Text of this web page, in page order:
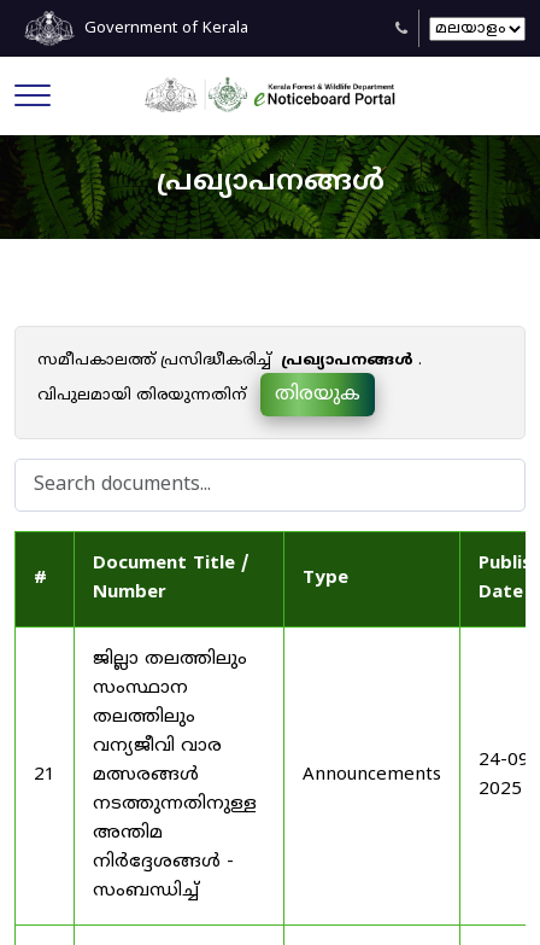
Government of Kerala
പ്രഖ്യാപനങ്ങൾ
സമീപകാലത്ത് പ്രസിദ്ധീകരിച്ച് പ്രഖ്യാപനങ്ങൾ .
വിപുലമായി തിരയുന്നതിന്
തിരയുക
#
Document Title /
Number
Type
Date
21
ജില്ലാ തലത്തിലും
സംസ്ഥാന
തലത്തിലും
വന്യജീവി വാര
മത്സരങ്ങൾ
നടത്തുന്നതിനുള്ള
അന്തിമ
നിർദ്ദേശങ്ങൾ -
സംബന്ധിച്ച്
Announcements
24-09-
2025